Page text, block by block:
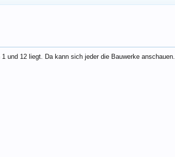
und 12 liegt. Da kann sich jeder die Bauwerke anschauen.